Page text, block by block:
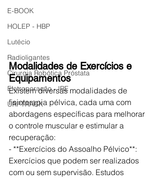
E-BOOK
HOLEP - HBP
Lutécio
Radioligantes
Cirurgia Robótica Próstata
Eletroporação - IRE
URPTRACK
Modalidades de Exercícios e
Equipamentos
Existem diversas modalidades de
fisioterapia pélvica, cada uma com
abordagens específicas para melhorar
o controle muscular e estimular a
recuperação:
- **Exercícios do Assoalho Pélvico**:
Exercícios que podem ser realizados
com ou sem supervisão. Estudos